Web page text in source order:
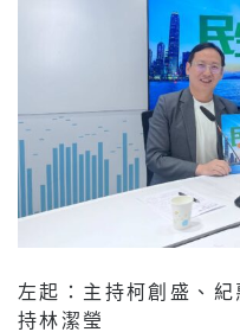
左起：主持柯創盛、
持林潔瑩